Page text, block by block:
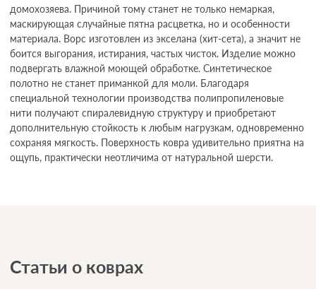
домохозяева. Причиной тому станет не только немаркая,
маскирующая случайные пятна расцветка, но и особенности
материала. Ворс изготовлен из экселана (хит-сета), а значит не
боится выгорания, истирания, частых чисток. Изделие можно
подвергать влажной моющей обработке. Синтетическое
полотно не станет приманкой для моли. Благодаря
специальной технологии производства полипропиленовые
нити получают спиралевидную структуру и приобретают
дополнительную стойкость к любым нагрузкам, одновременно
сохраняя мягкость. Поверхность ковра удивительно приятна на
ощупь, практически неотличима от натуральной шерсти.
Статьи о коврах